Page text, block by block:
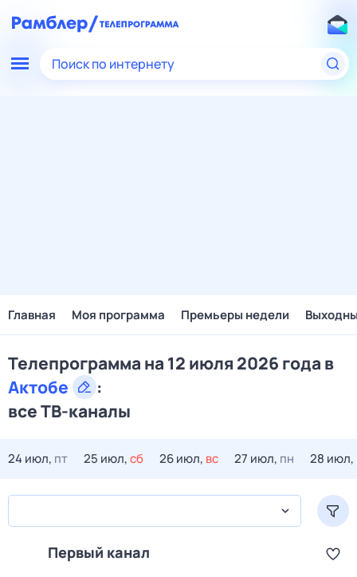
Поиск по интернету
Главная Моя программа Премьеры недели
Телепрограмма на 12 июля 2026 года в
Актобе
:
все ТВ-каналы
24 июл, пт 25 июл,сб 26 июл, вс 27 июл, пн 28 июл,
Первый канал